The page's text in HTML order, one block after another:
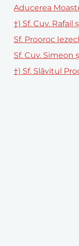
Aducerea
†) Sf. Cuv. Rafail
Sf. Prooroc
Sf. Cuv. Simeon
†) Sf. Slăvitul